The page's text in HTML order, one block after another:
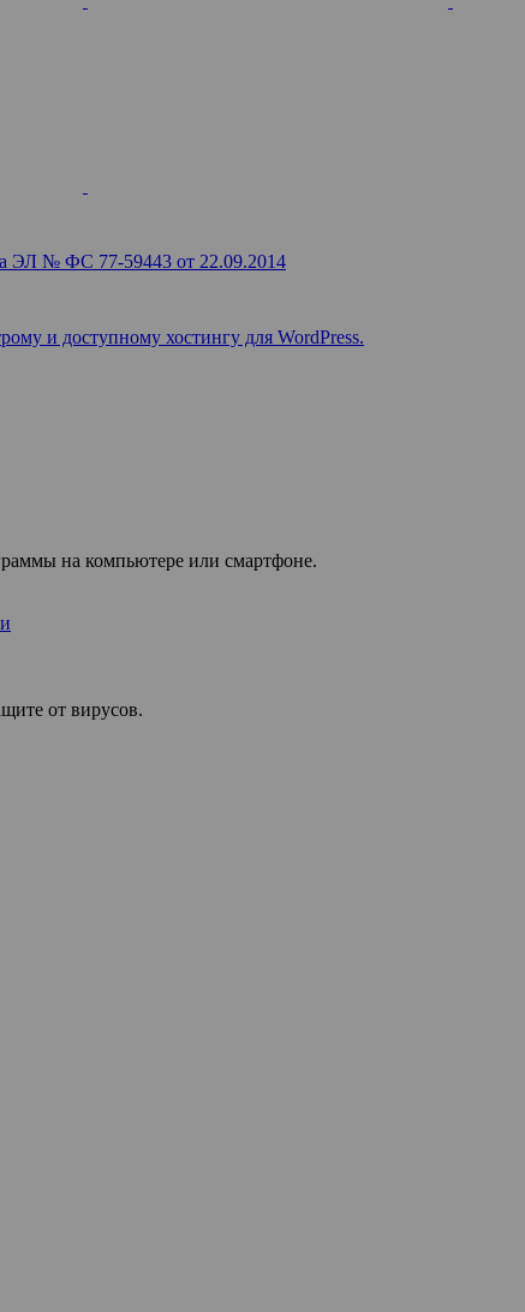
ЭЛ № ФС 77-59443 от 22.09.2014
и доступному хостингу для WordPress.
на компьютере или смартфоне.
от вирусов.